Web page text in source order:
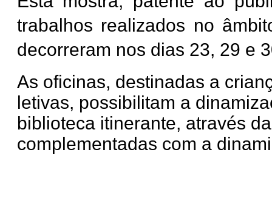
trabalhos realizados no
decorreram nos dias 23, 29 e
As oficinas, destinadas a
letivas, possibilitam a
biblioteca itinerante, através
complementadas com a